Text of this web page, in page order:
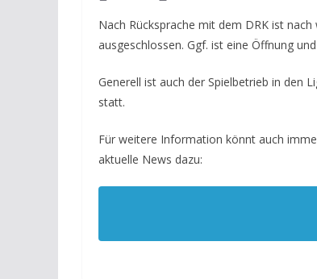
Nach Rücksprache mit dem DRK ist
ausgeschlossen. Ggf. ist eine Öffnung
Generell ist auch der Spielbetrieb in den
statt.
Für weitere Information könnt auch
aktuelle News dazu: